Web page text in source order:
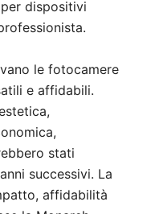
dispositivi
le fotocamere
e affidabili.
stati
successivi. La
affidabilità